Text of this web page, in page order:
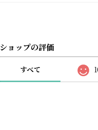
ショップの評価
すべて